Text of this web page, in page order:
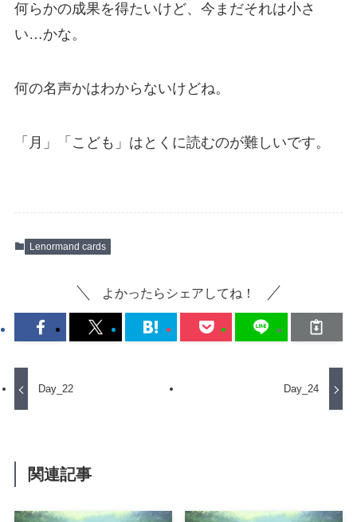
何らかの成果を得たいけど、今まだそれは小さ
い…かな。
何の名声かはわからないけどね。
「月」「こども」はとくに読むのが難しいです。
Lenormand cards
よかったらシェアしてね！
Day_22 Day_24
関連記事